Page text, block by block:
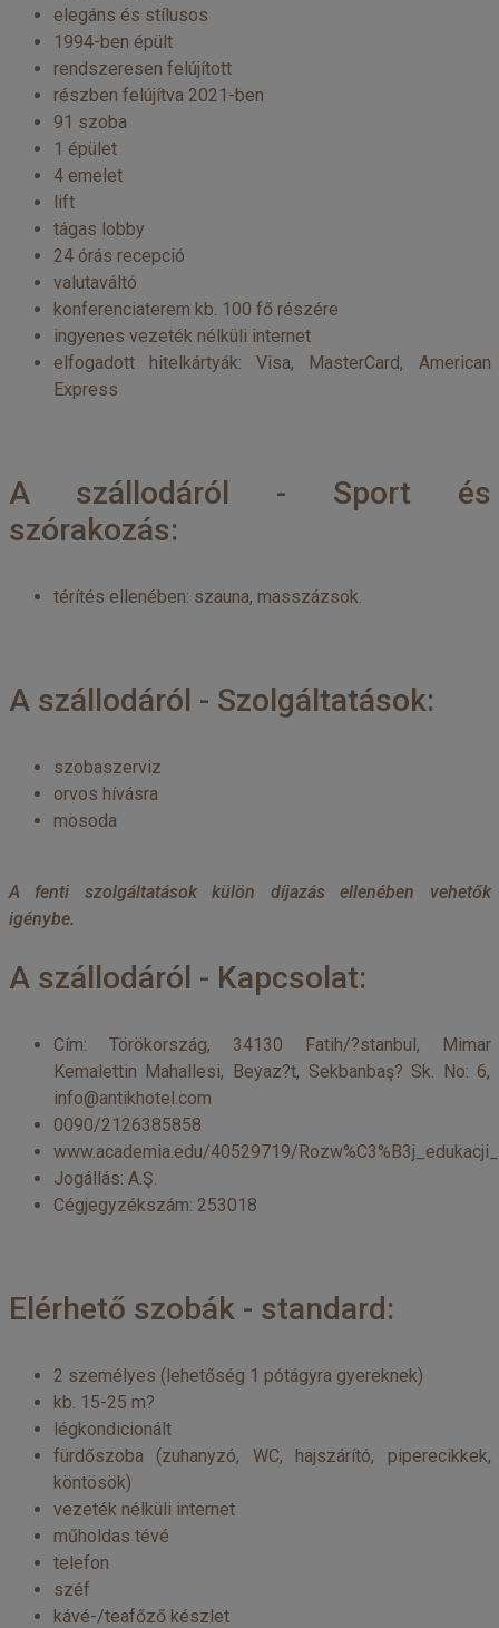
elegáns és stílusos
1994-ben épült
rendszeresen felújított
részben felújítva 2021-ben
91 szoba
1 épület
4 emelet
lift
tágas lobby
24 órás recepció
valutaváltó
konferenciaterem kb. 100 fő részére
ingyenes vezeték nélküli internet
elfogadott hitelkártyák: Visa, MasterCard, American
Express
A szállodáról - Sport és
szórakozás:
térítés ellenében: szauna, masszázsok.
A szállodáról - Szolgáltatások:
szobaszerviz
orvos hívásra
mosoda
A fenti szolgáltatások külön díjazás ellenében vehetők
igénybe.
A szállodáról - Kapcsolat:
Cím: Törökország, 34130 Fatih/?stanbul, Mimar
Kemalettin Mahallesi, Beyaz?t, Sekbanbaş? Sk. No: 6,
info@antikhotel.com
0090/2126385858
www.academia.edu/40529719/
Jogállás: A.Ş.
Cégjegyzékszám: 253018
Elérhető szobák - standard:
2 személyes (lehetőség 1 pótágyra gyereknek)
kb. 15-25 m?
légkondicionált
fürdőszoba (zuhanyzó, WC, hajszárító, piperecikkek,
köntösök)
vezeték nélküli internet
műholdas tévé
telefon
széf
kávé-/teafőző készlet